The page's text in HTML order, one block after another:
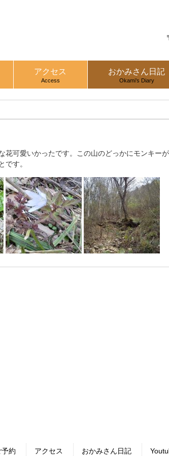
アクセス
Access
おかみさん日記
Okami’s Diary
花可愛いかったです。この山のどっかにモンキ
です。
予約 アクセス おかみさん日記